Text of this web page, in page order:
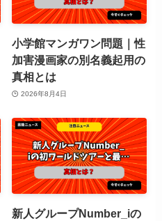
小学館マンガワン問題｜性
加害漫画家の別名義起用の
真相とは
2026年8月4日
新人グループNumber_iの